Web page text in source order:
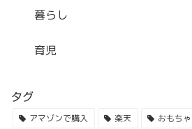
暮らし
育児
タグ
アマゾンで購入 楽天 おもちゃ